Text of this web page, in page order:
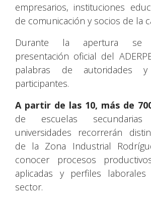
empresarios, instituciones
de comunicación y socios de la
Durante la apertura se
presentación oficial del
palabras de autoridades y
participantes.
A partir de las 10, más de
de escuelas
universidades recorrerán
de la Zona Industrial
conocer procesos
aplicadas y perfiles laborales
sector.